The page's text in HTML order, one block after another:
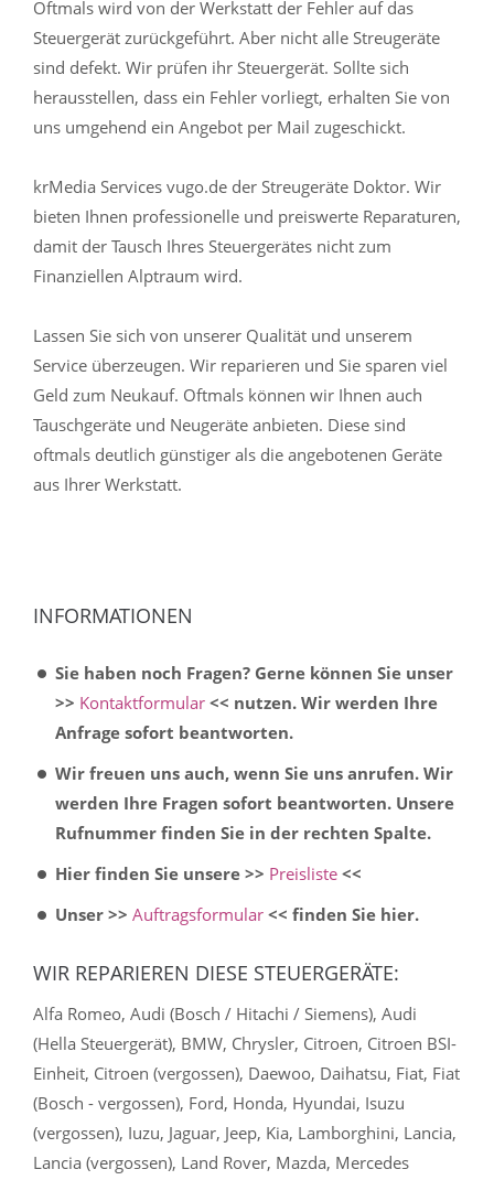
Oftmals wird von der Werkstatt der Fehler auf das
Steuergerät zurückgeführt. Aber nicht alle Streugeräte
sind defekt. Wir prüfen ihr Steuergerät. Sollte sich
herausstellen, dass ein Fehler vorliegt, erhalten Sie von
uns umgehend ein Angebot per Mail zugeschickt.
krMedia Services vugo.de der Streugeräte Doktor. Wir
bieten Ihnen professionelle und preiswerte Reparaturen,
damit der Tausch Ihres Steuergerätes nicht zum
Finanziellen Alptraum wird.
Lassen Sie sich von unserer Qualität und unserem
Service überzeugen. Wir reparieren und Sie sparen viel
Geld zum Neukauf. Oftmals können wir Ihnen auch
Tauschgeräte und Neugeräte anbieten. Diese sind
oftmals deutlich günstiger als die angebotenen Geräte
aus Ihrer Werkstatt.
INFORMATIONEN
Sie haben noch Fragen? Gerne können Sie unser
>> Kontaktformular << nutzen. Wir werden Ihre
Anfrage sofort beantworten.
Wir freuen uns auch, wenn Sie uns anrufen. Wir
werden Ihre Fragen sofort beantworten. Unsere
Rufnummer finden Sie in der rechten Spalte.
Hier finden Sie unsere >> Preisliste <<
Unser >> Auftragsformular << finden Sie hier.
WIR REPARIEREN DIESE STEUERGERÄTE:
Alfa Romeo, Audi (Bosch / Hitachi / Siemens), Audi
(Hella Steuergerät), BMW, Chrysler, Citroen, Citroen BSI-
Einheit, Citroen (vergossen), Daewoo, Daihatsu, Fiat, Fiat
(Bosch - vergossen), Ford, Honda, Hyundai, Isuzu
(vergossen), Iuzu, Jaguar, Jeep, Kia, Lamborghini, Lancia,
Lancia (vergossen), Land Rover, Mazda, Mercedes